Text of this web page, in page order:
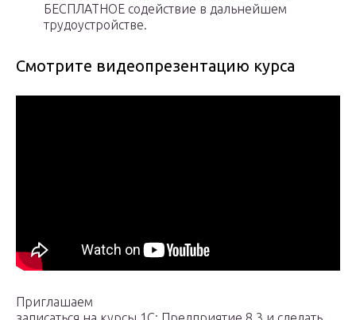
БЕСПЛАТНОЕ содействие в дальнейшем
трудоустройстве.
Смотрите видеопрезентацию курса
Приглашаем